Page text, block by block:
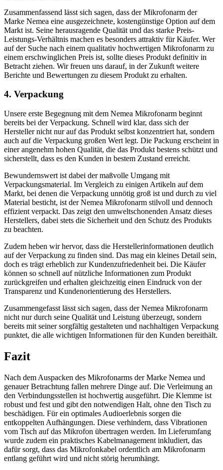
Zusammenfassend lässt sich sagen, dass der Mikrofonarm der
Marke Nemea eine ausgezeichnete, kostengünstige Option auf dem
Markt ist. Seine herausragende Qualität und das starke Preis-
Leistungs-Verhältnis machen es besonders attraktiv für Käufer. Wer
auf der Suche nach einem qualitativ hochwertigen Mikrofonarm zu
einem erschwinglichen Preis ist, sollte dieses Produkt definitiv in
Betracht ziehen. Wir freuen uns darauf, in der Zukunft weitere
Berichte und Bewertungen zu diesem Produkt zu erhalten.
4. Verpackung
Unsere erste Begegnung mit dem Nemea Mikrofonarm beginnt
bereits bei der Verpackung. Schnell wird klar, dass sich der
Hersteller nicht nur auf das Produkt selbst konzentriert hat, sondern
auch auf die Verpackung großen Wert legt. Die Packung erscheint in
einer angenehm hohen Qualität, die das Produkt bestens schützt und
sicherstellt, dass es den Kunden in bestem Zustand erreicht.
Bewundernswert ist dabei der maßvolle Umgang mit
Verpackungsmaterial. Im Vergleich zu einigen Artikeln auf dem
Markt, bei denen die Verpackung unnötig groß ist und durch zu viel
Material besticht, ist der Nemea Mikrofonarm stilvoll und dennoch
effizient verpackt. Das zeigt den umweltschonenden Ansatz dieses
Herstellers, dabei stets die Sicherheit und den Schutz des Produkts
zu beachten.
Zudem heben wir hervor, dass die Herstellerinformationen deutlich
auf der Verpackung zu finden sind. Das mag ein kleines Detail sein,
doch es trägt erheblich zur Kundenzufriedenheit bei. Die Käufer
können so schnell auf nützliche Informationen zum Produkt
zurückgreifen und erhalten gleichzeitig einen Eindruck von der
Transparenz und Kundenorientierung des Herstellers.
Zusammengefasst lässt sich sagen, dass der Nemea Mikrofonarm
nicht nur durch seine Qualität und Leistung überzeugt, sondern
bereits mit seiner sorgfältig gestalteten und nachhaltigen Verpackung
punktet, die alle wichtigen Informationen für den Kunden bereithält.
Fazit
Nach dem Auspacken des Mikrofonarms der Marke Nemea und
genauer Betrachtung fallen mehrere Dinge auf. Die Verleimung an
den Verbindungsstellen ist hochwertig ausgeführt. Die Klemme ist
robust und fest und gibt den notwendigen Halt, ohne den Tisch zu
beschädigen. Für ein optimales Audioerlebnis sorgen die
entkoppelten Aufhängungen. Diese verhindern, dass Vibrationen
vom Tisch auf das Mikrofon übertragen werden. Im Lieferumfang
wurde zudem ein praktisches Kabelmanagement inkludiert, das
dafür sorgt, dass das Mikrofonkabel ordentlich am Mikrofonarm
entlang geführt wird und nicht störig herumhängt.